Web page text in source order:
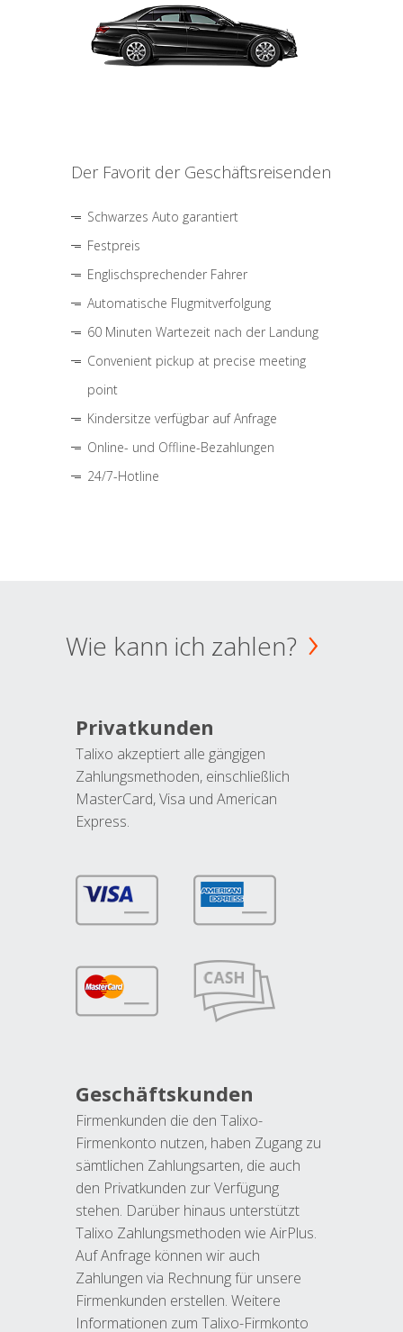
Der Favorit der Geschäftsreisenden
Schwarzes Auto garantiert
Festpreis
Englischsprechender Fahrer
Automatische Flugmitverfolgung
60 Minuten Wartezeit nach der Landung
Convenient pickup at precise meeting
point
Kindersitze verfügbar auf Anfrage
Online- und Offline-Bezahlungen
24/7-Hotline
Wie kann ich zahlen?
Privatkunden
Talixo akzeptiert alle gängigen
Zahlungsmethoden, einschließlich
MasterCard, Visa und American
Express.
Geschäftskunden
Firmenkunden die den Talixo-
Firmenkonto nutzen, haben Zugang zu
sämtlichen Zahlungsarten, die auch
den Privatkunden zur Verfügung
stehen. Darüber hinaus unterstützt
Talixo Zahlungsmethoden wie AirPlus.
Auf Anfrage können wir auch
Zahlungen via Rechnung für unsere
Firmenkunden erstellen. Weitere
Informationen zum Talixo-Firmkonto